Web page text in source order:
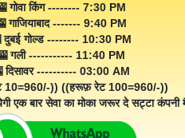
गोवा किंग -------- 7:30 PM
गाजियाबाद ------- 9:40 PM
दुबई गोल्ड -------- 10:30 PM
गली ----------- 11:40 PM
दिसावर ---------- 03:00 AM
10=960/-)) ((हरूफ़ रेट 100=960/-))
एक बार सेवा का मोका जरूर दे सट्टा कंपनी